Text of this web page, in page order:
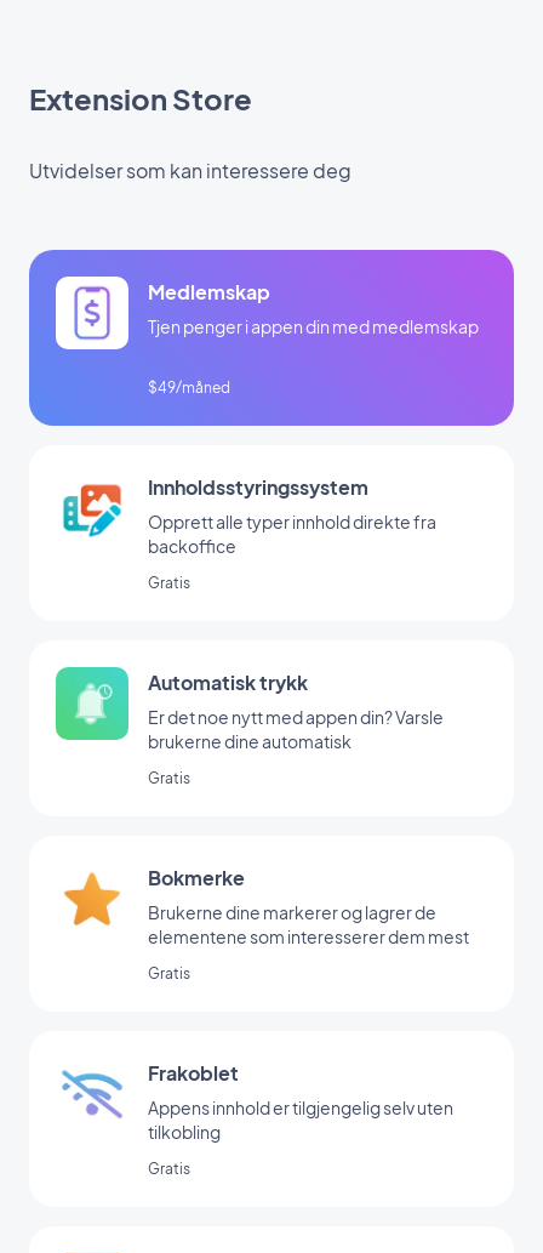
Extension Store
Utvidelser som kan interessere deg
Medlemskap
Tjen penger i appen din med medlemskap
$49/måned
Innholdsstyringssystem
Opprett alle typer innhold direkte fra
backoffice
Gratis
Automatisk trykk
Er det noe nytt med appen din? Varsle
brukerne dine automatisk
Gratis
Bokmerke
Brukerne dine markerer og lagrer de
elementene som interesserer dem mest
Gratis
Frakoblet
Appens innhold er tilgjengelig selv uten
tilkobling
Gratis